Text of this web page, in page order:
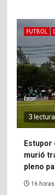
FUTBOL
3
Estupor
murió
pleno
16